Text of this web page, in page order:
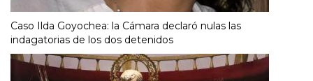
Caso Ilda Goyochea: la Cámara declaró nulas las
indagatorias de los dos detenidos